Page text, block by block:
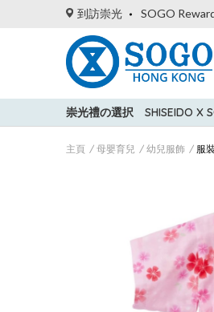
到訪崇光 SOGO
崇光禮の選択 SHISEIDO X
主頁 母嬰育兒 幼兒服飾 服